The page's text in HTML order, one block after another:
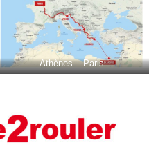
Athènes – Paris